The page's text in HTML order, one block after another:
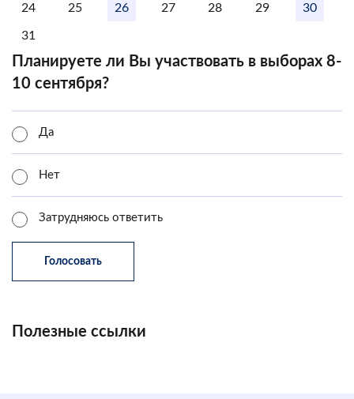
24 25 26 27 28 29 30
31
Планируете ли Вы участвовать в выборах 8-
10 сентября?
Да
Нет
Затрудняюсь ответить
Полезные ссылки